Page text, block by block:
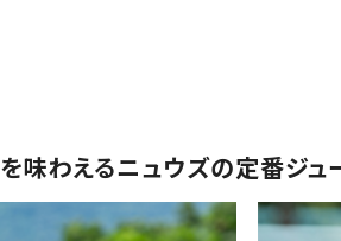
味わえるニュウズの定番ジュ